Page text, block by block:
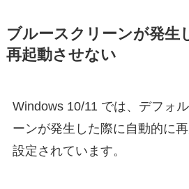
ブルースクリーンが発生
再起動させない
Windows 10/11 では、デフォ
ーンが発生した際に自動的に
設定されています。